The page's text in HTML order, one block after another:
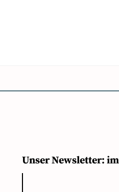
Unser Newsletter: